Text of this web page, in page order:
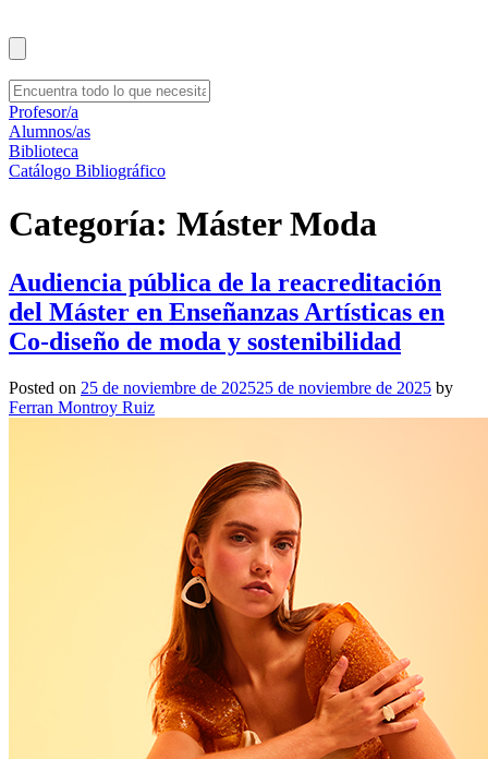
Profesor/a
Alumnos/as
Biblioteca
Catálogo Bibliográfico
Categoría: Máster Moda
Audiencia pública de la reacreditación
del Máster en Enseñanzas Artísticas en
Co-diseño de moda y sostenibilidad
Posted on 25 de noviembre de 202525 de noviembre de 2025 by
Ferran Montroy Ruiz